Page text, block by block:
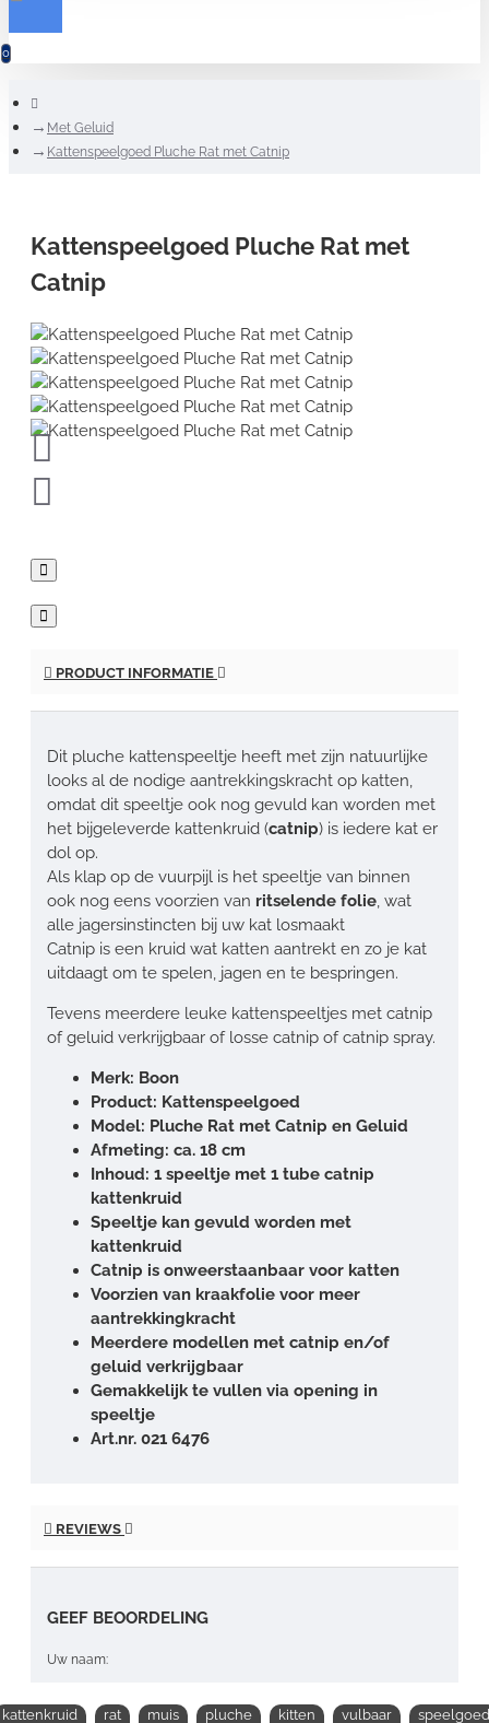
0
Met Geluid
Kattenspeelgoed Pluche Rat met Catnip
Kattenspeelgoed Pluche Rat met
Catnip
PRODUCT INFORMATIE
Dit pluche kattenspeeltje heeft met zijn natuurlijke
looks al de nodige aantrekkingskracht op katten,
omdat dit speeltje ook nog gevuld kan worden met
het bijgeleverde kattenkruid (catnip) is iedere kat er
dol op.
Als klap op de vuurpijl is het speeltje van binnen
ook nog eens voorzien van ritselende folie, wat
alle jagersinstincten bij uw kat losmaakt
Catnip is een kruid wat katten aantrekt en zo je kat
uitdaagt om te spelen, jagen en te bespringen.
Tevens meerdere leuke kattenspeeltjes met catnip
of geluid verkrijgbaar of losse catnip of catnip spray.
Merk: Boon
Product: Kattenspeelgoed
Model: Pluche Rat met Catnip en Geluid
Afmeting: ca. 18 cm
Inhoud: 1 speeltje met 1 tube catnip
kattenkruid
Speeltje kan gevuld worden met
kattenkruid
Catnip is onweerstaanbaar voor katten
Voorzien van kraakfolie voor meer
aantrekkingkracht
Meerdere modellen met catnip en/of
geluid verkrijgbaar
Gemakkelijk te vullen via opening in
speeltje
Art.nr. 021 6476
REVIEWS
GEEF BEOORDELING
Uw naam:
kattenkruid rat muis pluche kitten vulbaar speelgoed